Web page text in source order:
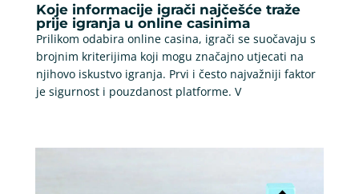
Koje informacije igrači najčešće traže
prije igranja u online casinima
Prilikom odabira online casina, igrači se suočavaju s
brojnim kriterijima koji mogu značajno utjecati na
njihovo iskustvo igranja. Prvi i često najvažniji faktor
je sigurnost i pouzdanost platforme. V